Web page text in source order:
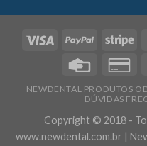
NEWDENTAL PRODUTOS
DÚVIDAS
Copyright © 2018 -
www.newdental.com.br |